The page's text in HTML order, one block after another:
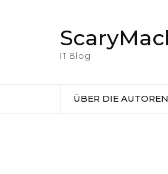
(EingabetasteIT Blog
ÜBER DIE AUTOREN